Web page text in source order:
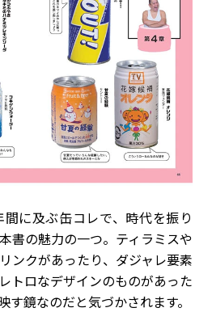
に及ぶ缶コレで、時代を振り
書の魅力の一つ。ティラミスや
ンクがあったり、ダジャレ要素
トロなデザインのものがあった
す鏡なのだと気づかされます。